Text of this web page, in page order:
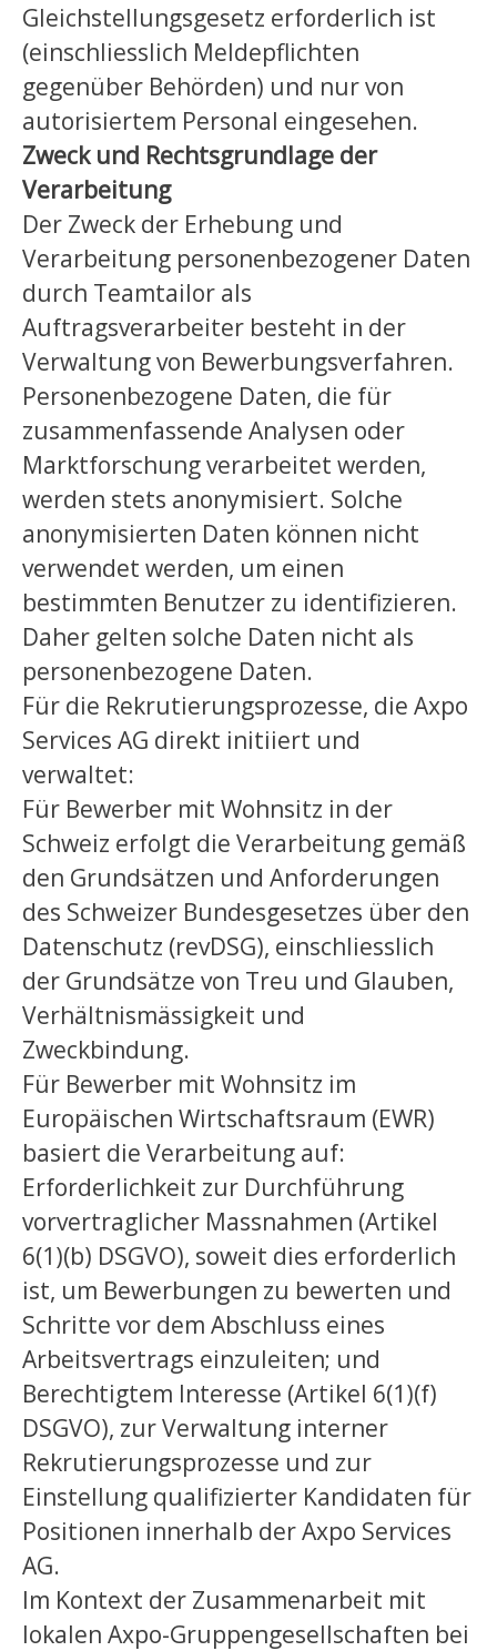
Gleichstellungsgesetz erforderlich ist
(einschliesslich Meldepflichten
gegenüber Behörden) und nur von
autorisiertem Personal eingesehen.
Zweck und Rechtsgrundlage der
Verarbeitung
Der Zweck der Erhebung und
Verarbeitung personenbezogener Daten
durch Teamtailor als
Auftragsverarbeiter besteht in der
Verwaltung von Bewerbungsverfahren.
Personenbezogene Daten, die für
zusammenfassende Analysen oder
Marktforschung verarbeitet werden,
werden stets anonymisiert. Solche
anonymisierten Daten können nicht
verwendet werden, um einen
bestimmten Benutzer zu identifizieren.
Daher gelten solche Daten nicht als
personenbezogene Daten.
Für die Rekrutierungsprozesse, die Axpo
Services AG direkt initiiert und
verwaltet:
Für Bewerber mit Wohnsitz in der
Schweiz erfolgt die Verarbeitung gemäß
den Grundsätzen und Anforderungen
des Schweizer Bundesgesetzes über den
Datenschutz (revDSG), einschliesslich
der Grundsätze von Treu und Glauben,
Verhältnismässigkeit und
Zweckbindung.
Für Bewerber mit Wohnsitz im
Europäischen Wirtschaftsraum (EWR)
basiert die Verarbeitung auf:
Erforderlichkeit zur Durchführung
vorvertraglicher Massnahmen (Artikel
6(1)(b) DSGVO), soweit dies erforderlich
ist, um Bewerbungen zu bewerten und
Schritte vor dem Abschluss eines
Arbeitsvertrags einzuleiten; und
Berechtigtem Interesse (Artikel 6(1)(f)
DSGVO), zur Verwaltung interner
Rekrutierungsprozesse und zur
Einstellung qualifizierter Kandidaten für
Positionen innerhalb der Axpo Services
AG.
Im Kontext der Zusammenarbeit mit
lokalen Axpo-Gruppengesellschaften bei